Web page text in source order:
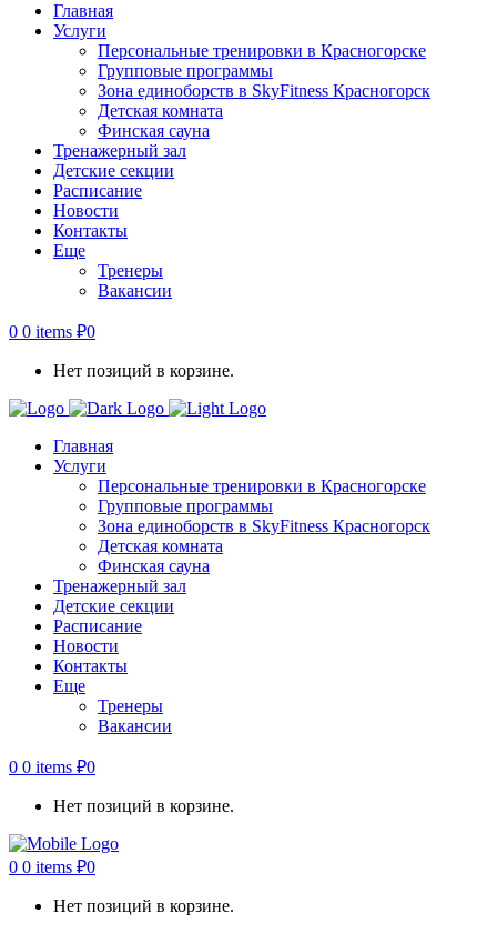
Главная
Услуги
Персональные тренировки в Красногорске
Групповые программы
Зона единоборств в SkyFitness Красногорск
Детская комната
Финская сауна
Тренажерный зал
Детские секции
Расписание
Новости
Контакты
Еще
Тренеры
Вакансии
0 0 items ₽0
Нет позиций в корзине.
Главная
Услуги
Персональные тренировки в Красногорске
Групповые программы
Зона единоборств в SkyFitness Красногорск
Детская комната
Финская сауна
Тренажерный зал
Детские секции
Расписание
Новости
Контакты
Еще
Тренеры
Вакансии
0 0 items ₽0
Нет позиций в корзине.
0 0 items ₽0
Нет позиций в корзине.